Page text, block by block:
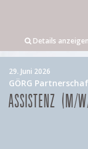
Details anzeigen
29. Juni 2026
GÖRG
ASSISTENZ (M/